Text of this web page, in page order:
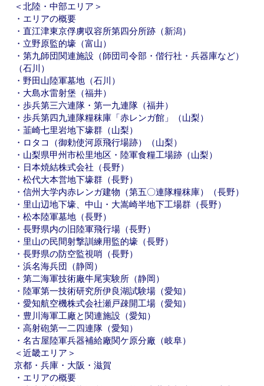
＜北陸・中部エリア＞
・エリアの概要
・直江津東京俘虜収容所第四分所跡（新潟）
・立野原監的壕（富山）
・第九師団関連施設（師団司令部・偕行社・兵器庫など）
（石川）
・野田山陸軍墓地（石川）
・大島水雷射堡（福井）
・歩兵第三六連隊・第一九連隊（福井）
・歩兵第四九連隊糧秣庫「赤レンガ館」（山梨）
・韮崎七里岩地下壕群（山梨）
・ロタコ（御勅使河原飛行場跡）（山梨）
・山梨県甲州市松里地区・陸軍食糧工場跡（山梨）
・日本焼結株式会社（長野）
・松代大本営地下壕群（長野）
・信州大学内赤レンガ建物（第五〇連隊糧秣庫）（長野）
・里山辺地下壕、中山・大嵩崎半地下工場群（長野）
・松本陸軍墓地（長野）
・長野県内の旧陸軍飛行場（長野）
・里山の民間射撃訓練用監的壕（長野）
・長野県の防空監視哨（長野）
・浜名海兵団（静岡）
・第二海軍技術廠牛尾実験所（静岡）
・陸軍第一技術研究所伊良湖試験場（愛知）
・愛知航空機株式会社瀬戸疎開工場（愛知）
・豊川海軍工廠と関連施設（愛知）
・高射砲第一二四連隊（愛知）
・名古屋陸軍兵器補給廠関ケ原分廠（岐阜）
＜近畿エリア＞
京都・兵庫・大阪・滋賀
・エリアの概要